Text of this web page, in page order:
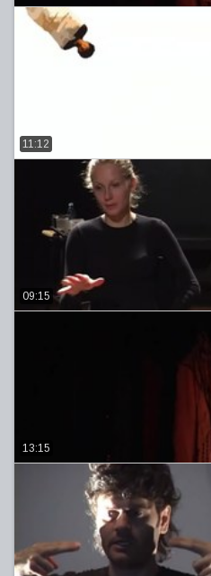
11:12
09:15
13:15